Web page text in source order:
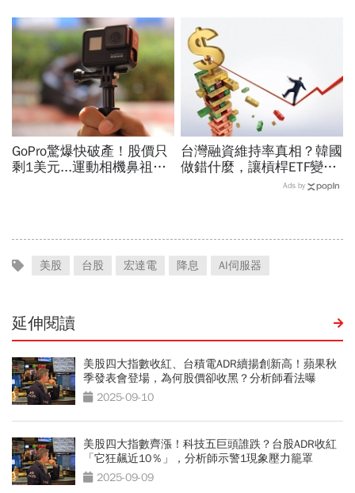
速慘賠啟示
GoPro驚爆快破產！股價只
剩1美元...運動相機鼻祖為
台灣融資維持率真相？韓國
做錯什麼，讓槓桿ETF變風
暴中心？去槓桿風暴完全拆
Ads by
美股 台股 宏達電 降息 AI伺服器
延伸閱讀
美股四大指數收紅、台積電ADR續揚創新高！蘋果秋
季發表會登場，為何股價卻收黑？分析師看法曝
2025-09-10
美股四大指數齊漲！科技五巨頭誰跌？台股ADR收紅
「它狂飆近10％」，分析師示警1現象壓力籠罩
2025-09-09